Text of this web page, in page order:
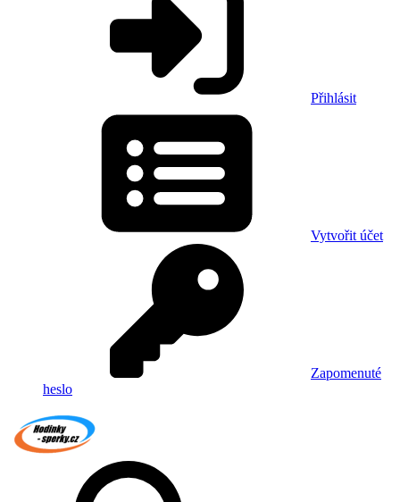
Přihlásit
Vytvořit účet
Zapomenuté
heslo